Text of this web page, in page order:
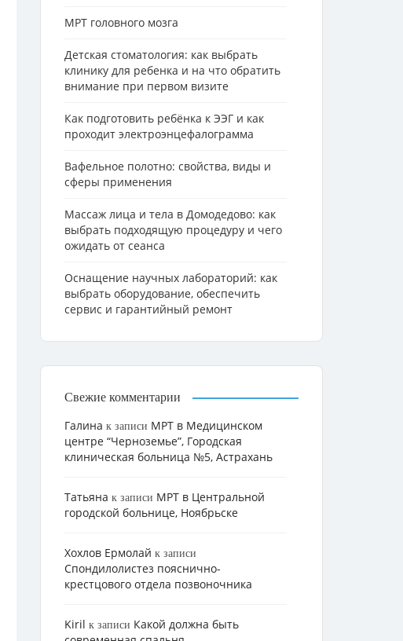
МРТ головного мозга
Детская стоматология: как выбрать
клинику для ребенка и на что обратить
внимание при первом визите
Как подготовить ребёнка к ЭЭГ и как
проходит электроэнцефалограмма
Вафельное полотно: свойства, виды и
сферы применения
Массаж лица и тела в Домодедово: как
выбрать подходящую процедуру и чего
ожидать от сеанса
Оснащение научных лабораторий: как
выбрать оборудование, обеспечить
сервис и гарантийный ремонт
Свежие комментарии
Галина к записи МРТ в Медицинском
центре “Черноземье”, Городская
клиническая больница №5, Астрахань
Татьяна к записи МРТ в Центральной
городской больнице, Ноябрьске
Хохлов Ермолай к записи
Cпондилолистез пояснично-
крестцового отдела позвоночника
Kiril к записи Какой должна быть